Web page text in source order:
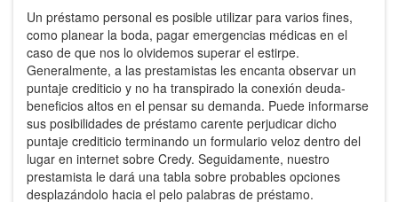
Un préstamo personal es posible utilizar para varios fines,
como planear la boda, pagar emergencias médicas en el
caso de que nos lo olvidemos superar el estirpe.
Generalmente, a las prestamistas les encanta observar un
puntaje crediticio y no ha transpirado la conexión deuda-
beneficios altos en el pensar su demanda. Puede informarse
sus posibilidades de préstamo carente perjudicar dicho
puntaje crediticio terminando un formulario veloz dentro del
lugar en internet sobre Credy. Seguidamente, nuestro
prestamista le dará una tabla sobre probables opciones
desplazándolo hacia el pelo palabras de préstamo.